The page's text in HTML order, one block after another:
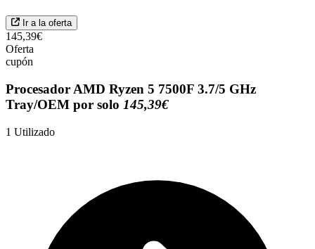
Ir a la oferta
145,39€
Oferta
cupón
Procesador AMD Ryzen 5 7500F 3.7/5 GHz
Tray/OEM por solo 145,39€
1 Utilizado